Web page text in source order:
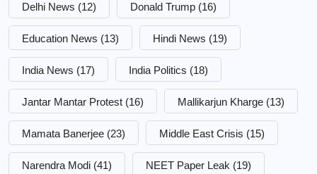
Delhi News (12) Donald Trump (16)
Education News (13) Hindi News (19)
India News (17) India Politics (18)
Jantar Mantar Protest (16) Mallikarjun Kharge (13)
Mamata Banerjee (23) Middle East Crisis (15)
Narendra Modi (41) NEET Paper Leak (19)